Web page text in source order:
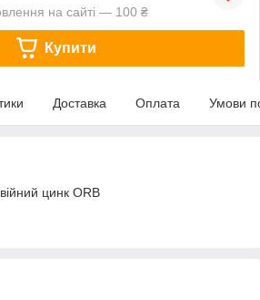
на сайті — 100 ₴
Купити
Доставка Оплата Умови
цинк ORB